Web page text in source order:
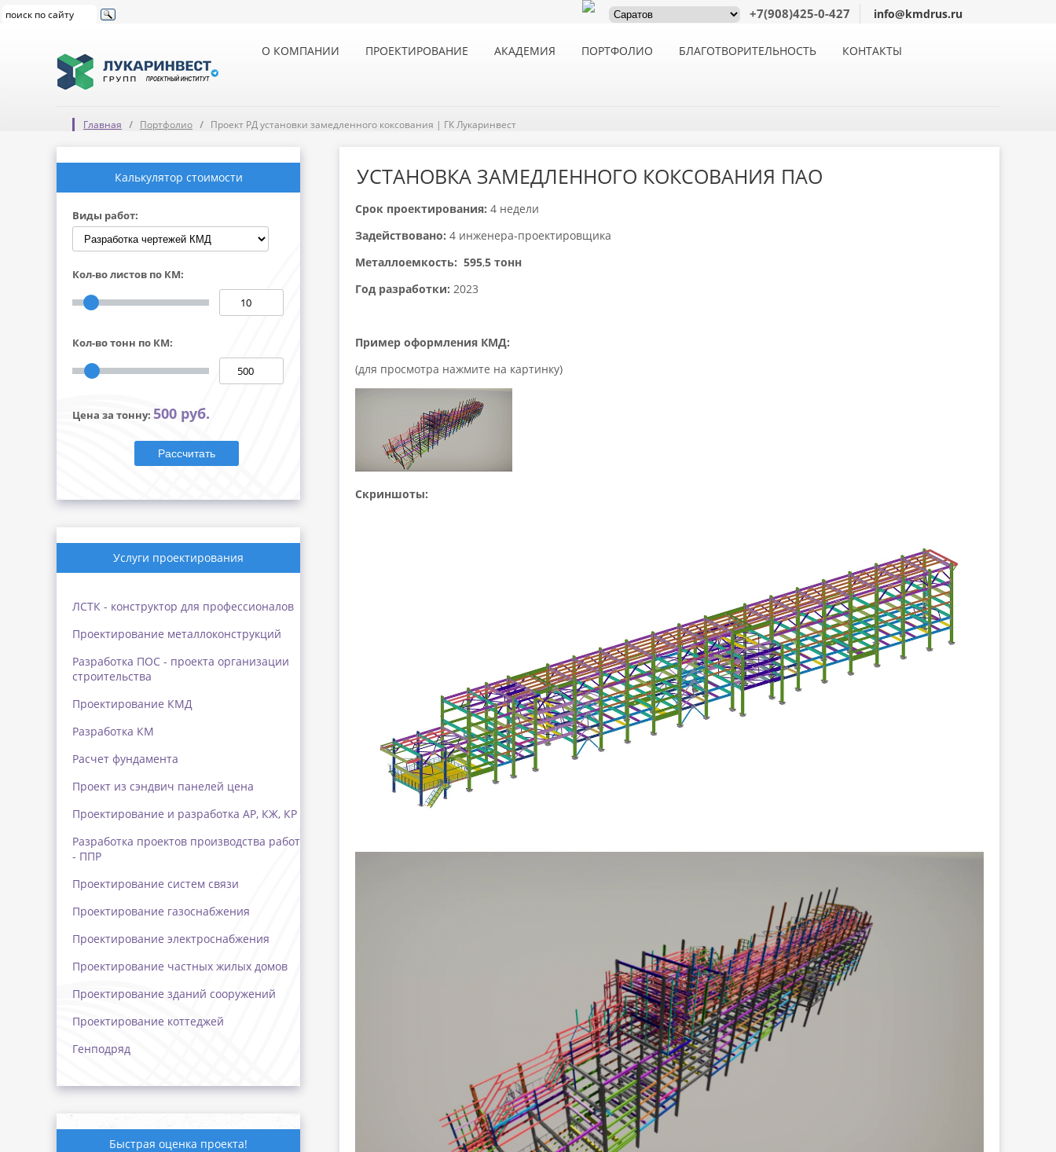
+7(908)425-0-427 info@kmdrus.ru
О КОМПАНИИ ПРОЕКТИРОВАНИЕ АКАДЕМИЯ ПОРТФОЛИО БЛАГОТВОРИТЕЛЬНОСТЬ КОНТАКТЫ
Главная Портфолио Проект РД установки замедленного коксования | ГК Лукаринвест
Калькулятор стоимости
Виды работ:
Кол-во листов по КМ:
Кол-во тонн по КМ:
Цена за тонну: 500 руб.
Рассчитать
Услуги проектирования
ЛСТК - конструктор для профессионалов
Проектирование металлоконструкций
Разработка ПОС - проекта организации
строительства
Проектирование КМД
Разработка КМ
Расчет фундамента
Проект из сэндвич панелей цена
Проектирование и разработка АР, КЖ, КР
Разработка проектов производства работ
- ППР
Проектирование систем связи
Проектирование газоснабжения
Проектирование электроснабжения
Проектирование частных жилых домов
Проектирование зданий сооружений
Проектирование коттеджей
Генподряд
Быстрая оценка проекта!
УСТАНОВКА ЗАМЕДЛЕННОГО КОКСОВАНИЯ ПАО
Срок проектирования: 4 недели
Задействовано: 4 инженера-проектировщика
Металлоемкость: 595,5 тонн
Год разработки: 2023
Пример оформления КМД:
(для просмотра нажмите на картинку)
Скриншоты: